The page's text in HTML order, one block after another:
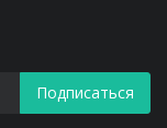
Подписаться